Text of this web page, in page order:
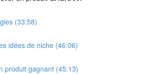
(33:58)
idées de niche (46:06)
produit gagnant (45:13)